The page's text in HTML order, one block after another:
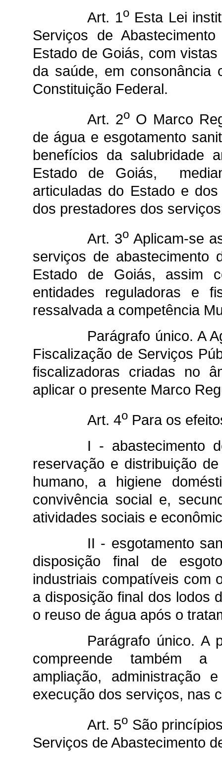
Art. 1oEsta Lei
Serviços de
Estado de Goiás, com
da saúde, em
Constituição Federal.
Art. 2o O Marco
de água e esgotamento
benefícios da salubridade
Estado de Goiás,
articuladas do Estado e
dos prestadores dos
Art. 3o Aplicam-se
serviços de abastecimento
Estado de Goiás, assim
entidades reguladoras e
ressalvada a competência
Parágrafo único. A
Fiscalização de Serviços
fiscalizadoras criadas no
aplicar o presente Marco
Art. 4o Para os
I - abastecimento
reservação e distribuição
humano, a higiene
convivência social e,
atividades sociais e
II - esgotamento
disposição final de
industriais compatíveis com
a disposição final dos lodos
o reuso de água após o
Parágrafo único. A
compreende também a
ampliação, administração
execução dos serviços, nas
Art. 5o São
Serviços de Abastecimento